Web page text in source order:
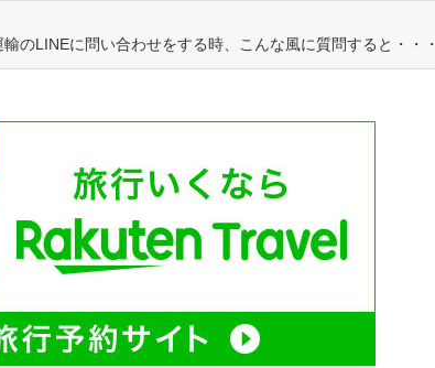
のLINEに問い合わせをする時、こんな風に質問すると・・・